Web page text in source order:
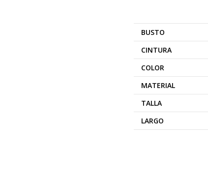
BUSTO
CINTURA
COLOR
MATERIAL
TALLA
LARGO